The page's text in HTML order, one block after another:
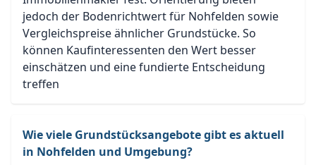
jedoch der Bodenrichtwert für Nohfelden sowie
Vergleichspreise ähnlicher Grundstücke. So
können Kaufinteressenten den Wert besser
einschätzen und eine fundierte Entscheidung
treffen
Wie viele Grundstücksangebote gibt es aktuell
in Nohfelden und Umgebung?